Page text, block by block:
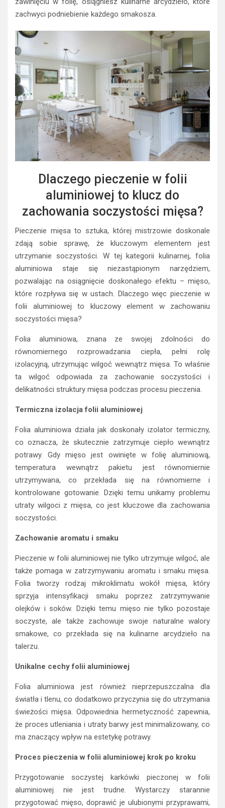
zachwyci podniebienie każdego smakosza.
Dlaczego pieczenie w folii
aluminiowej to klucz do
zachowania soczystości mięsa?
Pieczenie mięsa to sztuka, której mistrzowie doskonale
zdają sobie sprawę, że kluczowym elementem jest
utrzymanie soczystości. W tej kategorii kulinarnej, folia
aluminiowa staje się niezastąpionym narzędziem,
pozwalając na osiągnięcie doskonałego efektu – mięso,
które rozpływa się w ustach. Dlaczego więc pieczenie w
folii aluminiowej to kluczowy element w zachowaniu
soczystości mięsa?
Folia aluminiowa, znana ze swojej zdolności do
równomiernego rozprowadzania ciepła, pełni rolę
izolacyjną, utrzymując wilgoć wewnątrz mięsa. To właśnie
ta wilgoć odpowiada za zachowanie soczystości i
delikatności struktury mięsa podczas procesu pieczenia.
Termiczna izolacja folii aluminiowej
Folia aluminiowa działa jak doskonały izolator termiczny,
co oznacza, że skutecznie zatrzymuje ciepło wewnątrz
potrawy. Gdy mięso jest owinięte w folię aluminiową,
temperatura wewnątrz pakietu jest równomiernie
utrzymywana, co przekłada się na równomierne i
kontrolowane gotowanie. Dzięki temu unikamy problemu
utraty wilgoci z mięsa, co jest kluczowe dla zachowania
soczystości.
Zachowanie aromatu i smaku
Pieczenie w folii aluminiowej nie tylko utrzymuje wilgoć, ale
także pomaga w zatrzymywaniu aromatu i smaku mięsa.
Folia tworzy rodzaj mikroklimatu wokół mięsa, który
sprzyja intensyfikacji smaku poprzez zatrzymywanie
olejków i soków. Dzięki temu mięso nie tylko pozostaje
soczyste, ale także zachowuje swoje naturalne walory
smakowe, co przekłada się na kulinarne arcydzieło na
talerzu.
Unikalne cechy folii aluminiowej
Folia aluminiowa jest również nieprzepuszczalna dla
światła i tlenu, co dodatkowo przyczynia się do utrzymania
świeżości mięsa. Odpowiednia hermetyczność zapewnia,
że proces utleniania i utraty barwy jest minimalizowany, co
ma znaczący wpływ na estetykę potrawy.
Proces pieczenia w folii aluminiowej krok po kroku
Przygotowanie soczystej karkówki pieczonej w folii
aluminiowej nie jest trudne. Wystarczy starannie
przygotować mięso, doprawić je ulubionymi przyprawami,